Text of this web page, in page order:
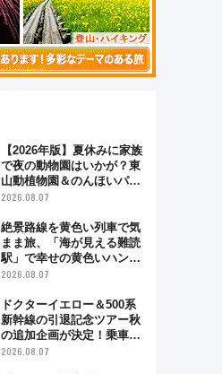
【2026年版】夏休みに家族
で夜の動物園はいかが？東
山動植物園＆のんほいパー
ク「ナイトZOO」開催情報
2026.08.07
絶景路線を黄色い列車で気
まま旅、「海が見える難読
駅」で幸せの黄色いハンカ
チに願いを 「新・鉄道ひ
「島原鉄道」
2026.08.07
ドクターイエロー＆500系
新幹線の引退記念ツアー秋
の追加企画が決定！乗車体
験やグッズ・ホテル情報ま
2026.08.07